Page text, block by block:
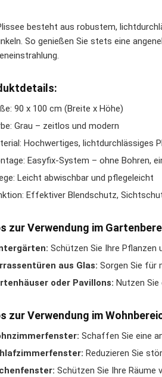
besteht aus robustem,
So genießen Sie stets eine
90 x 100 cm (Breite x Höhe)
Grau – zeitlos und modern
Hochwertiges, lichtdurchlässiges
Easyfix-System – ohne Bohren,
Leicht abwischbar und pflegeleicht
Effektiver Blendschutz,
zur Verwendung im
Schützen Sie Ihre Pflanzen
aus Glas: Sorgen Sie für
oder Pavillons: Nutzen Sie
zur Verwendung im
Schaffen Sie eine
Reduzieren Sie
Schützen Sie Ihre Räume